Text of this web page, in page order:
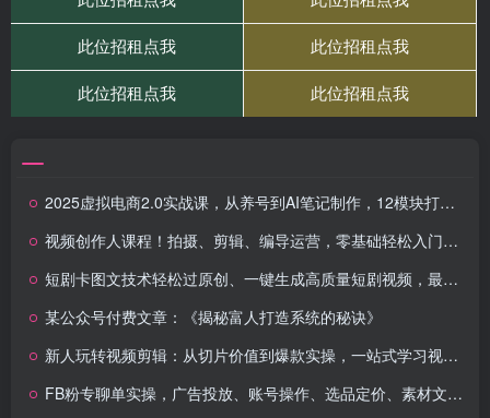
2025虚拟电商2.0实战课，从养号到AI笔记制作，12模块打通无货源变现
视频创作人课程！拍摄、剪辑、编导运营，零基础轻松入门，含300G资料
短剧卡图文技术轻松过原创、一键生成高质量短剧视频，最适合小白上手的干货技术
某公众号付费文章：《揭秘富人打造系统的秘诀》
新人玩转视频剪辑：从切片价值到爆款实操，一站式学习视频剪辑全流程
FB粉专聊单实操，广告投放、账号操作、选品定价、素材文案及受众选择